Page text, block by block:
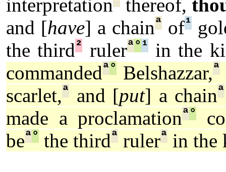
interpretation thereof,
and [have] a chainª of¹
the third² rulerª° ¹in the
commandedª° Belshazzar,ª
scarlet,ª and [put] a chainª
made a proclamationª°
beª° the thirdª rulerª in the